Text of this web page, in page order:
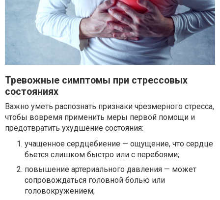
Тревожные симптомы при стрессовых
состояниях
Важно уметь распознать признаки чрезмерного стресса,
чтобы вовремя применить меры первой помощи и
предотвратить ухудшение состояния:
учащенное сердцебиение — ощущение, что сердце
бьется слишком быстро или с перебоями;
повышение артериального давления — может
сопровождаться головной болью или
головокружением;